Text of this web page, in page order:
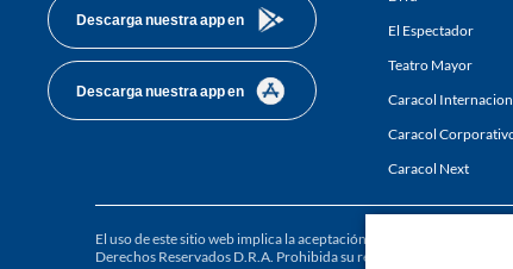
Descarga nuestra app en
Descarga nuestra app en
El Espectador
Teatro Mayor
Caracol
Caracol
Caracol Next
El uso de este sitio web implica la aceptación de los
Derechos Reservados D.R.A. Prohibida su reproducción total o